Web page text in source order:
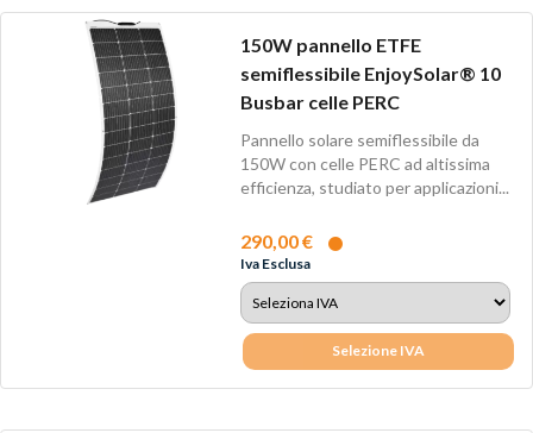
150W pannello ETFE
semiflessibile EnjoySolar® 10
Busbar celle PERC
Pannello solare semiflessibile da
150W con celle PERC ad altissima
efficienza, studiato per applicazioni...
290,00 €
Iva Esclusa
Selezione IVA